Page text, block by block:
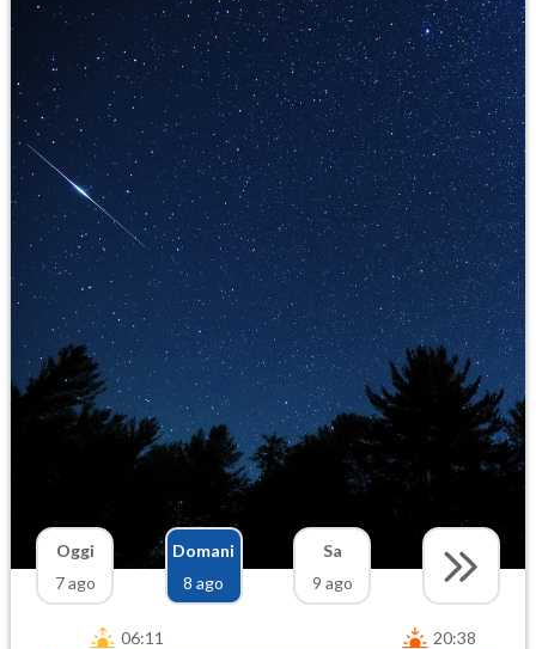
Oggi
7 ago
Domani
8 ago
Sa
9 ago
06:11 20:38